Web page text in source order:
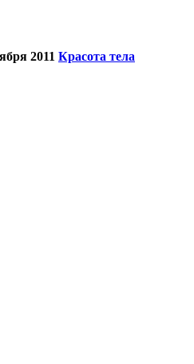
2011 Красота тела